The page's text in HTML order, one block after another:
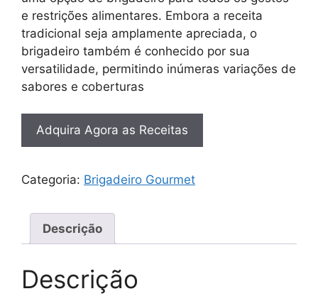
e restrições alimentares. Embora a receita
tradicional seja amplamente apreciada, o
brigadeiro também é conhecido por sua
versatilidade, permitindo inúmeras variações de
sabores e coberturas
Adquira Agora as Receitas
Categoria: Brigadeiro Gourmet
Descrição
Descrição